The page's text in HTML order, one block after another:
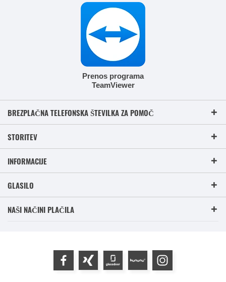
Prenos programa
TeamViewer
BREZPLAČNA TELEFONSKA ŠTEVILKA ZA POMOČ
STORITEV
INFORMACIJE
GLASILO
NAŠI NAČINI PLAČILA